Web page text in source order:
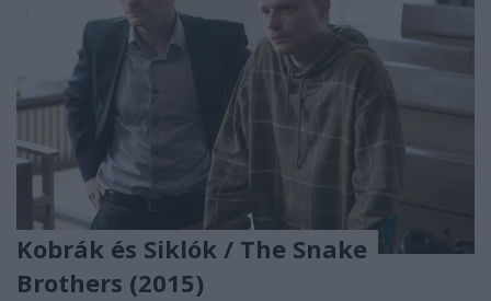
Kobrák és Siklók / The Snake
Brothers (2015)